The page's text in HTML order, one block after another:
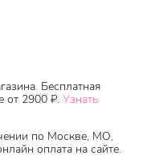
Бесплатная
от 2900 ₽. Узнать
по Москве, МО,
оплата на сайте.